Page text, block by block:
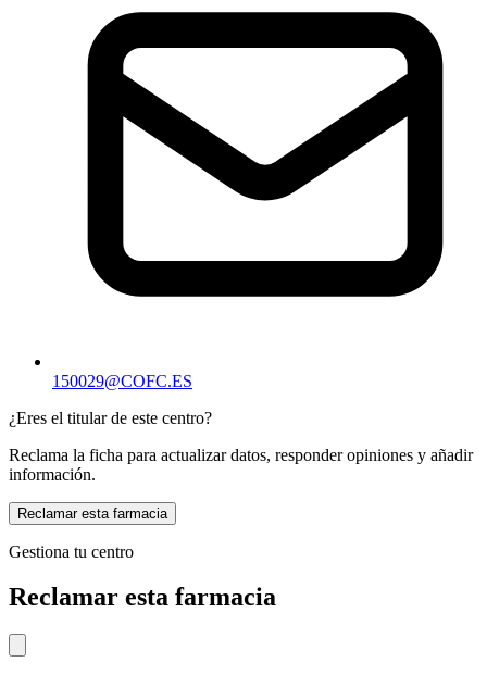
150029@COFC.ES
¿Eres el titular de este centro?
Reclama la ficha para actualizar datos, responder opiniones y añadir
información.
Reclamar esta farmacia
Gestiona tu centro
Reclamar esta farmacia